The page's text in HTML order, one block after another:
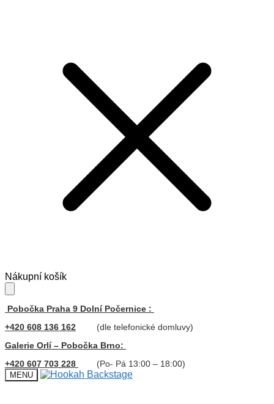
Skip
to
navigation
Skip
to
content
Nákupní košík
Pobočka Praha 9 Dolní Počernice :
+420 608 136 162
(dle telefonické domluvy)
Galerie Orlí – Pobočka Brno:
+420 607 703 228
(Po- Pá 13:00 – 18:00)
MENU